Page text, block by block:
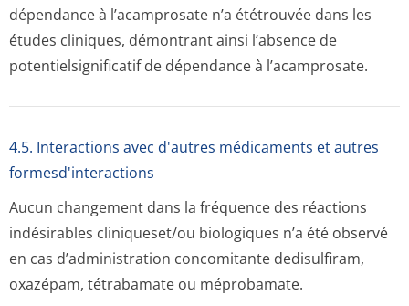
dépendance à l’acamprosate n’a ététrouvée dans les
études cliniques, démontrant ainsi l’absence de
potentielsigni­ficatif de dépendance à l’acamprosate.
4.5. Interactions avec d'autres médicaments et autres
formesd'interactions
Aucun changement dans la fréquence des réactions
indésirables cliniqueset/ou biologiques n’a été observé
en cas d’administration concomitante dedisulfiram,
oxazépam, tétrabamate ou méprobamate.